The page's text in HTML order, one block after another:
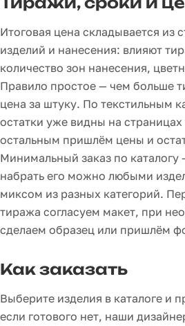
Итоговая цена складывается из
изделий и нанесения: влияют
количество зон нанесения,
Правило простое — чем больше
цена за штуку. По текстильным
остатки уже видны на
остальным пришлём цены и
Минимальный заказ по каталогу
набрать его можно любыми
миксом из разных категорий.
тиража согласуем макет, при
сделаем образец или пришлём
Как заказать
Выберите изделия в каталоге и
если готового нет, наши